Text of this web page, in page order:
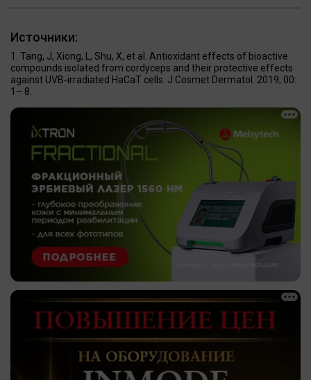
Источники:
Tang, J, Xiong, L, Shu, X, et al. Antioxidant effects of bioactive
compounds isolated from cordyceps and their protective effects
against UVB‐irradiated HaCaT cells. J Cosmet Dermatol. 2019; 00:
1– 8.